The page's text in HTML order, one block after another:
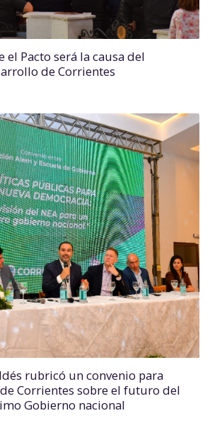
el Pacto será la causa del
de Corrientes
rubricó un convenio para
Corrientes sobre el futuro del
Gobierno nacional